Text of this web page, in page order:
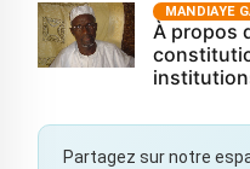
MANDIAYE
À propos
Partagez sur notre